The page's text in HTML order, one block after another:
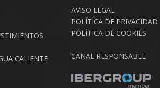
CALIENTE
AVISO LEGAL
POLÍTICA DE PRIVACIDAD
POLÍTICA DE COOKIES
CANAL RESPONSABLE